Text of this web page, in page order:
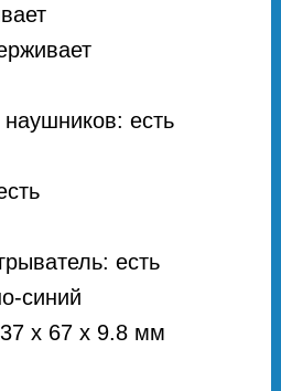
есть
есть
синий
x 67 x 9.8 мм